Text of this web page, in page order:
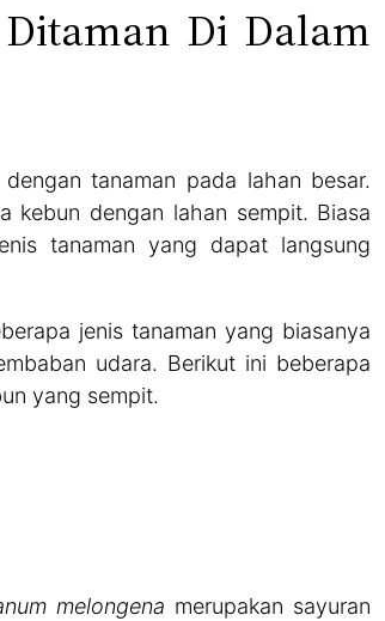
Di Dalam
tanaman pada lahan besar.
kebun dengan lahan sempit. Biasa
tanaman yang dapat langsung
jenis tanaman yang biasanya
udara. Berikut ini beberapa
yang sempit.
melongena merupakan sayuran